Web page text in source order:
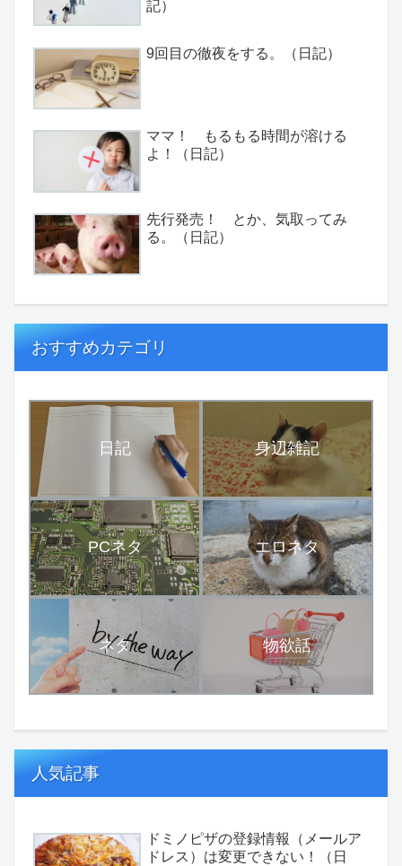
記）
9回目の徹夜をする。（日記）
ママ！ もるもる時間が溶ける
よ！（日記）
先行発売！ とか、気取ってみ
る。（日記）
おすすめカテゴリ
日記 身辺雑記
PCネタ エロネタ
ネタ 物欲話
人気記事
ドミノピザの登録情報（メールア
ドレス）は変更できない！（日